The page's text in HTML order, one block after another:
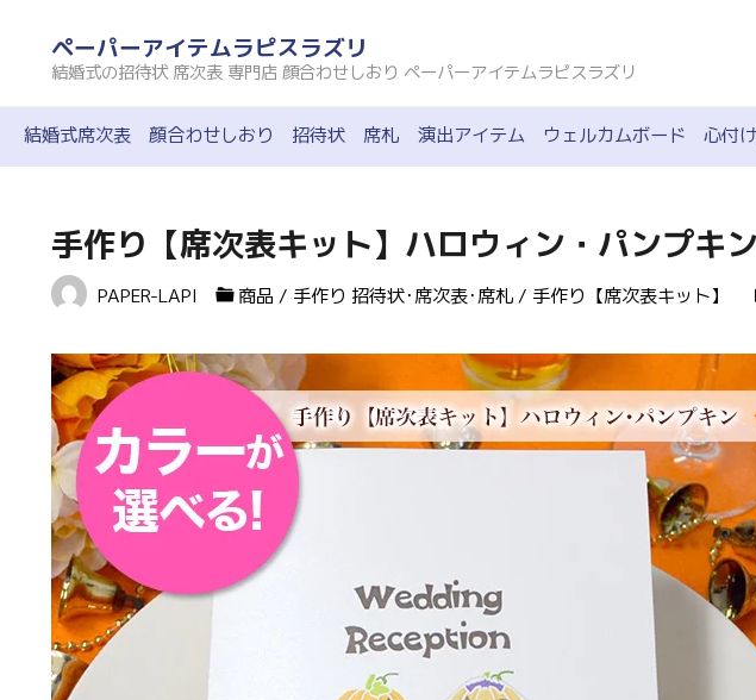
ペーパーアイテムラピスラズリ
結婚式の招待状 席次表 専門店 顔合わせしおり ペーパーアイテムラピスラズリ
結婚式席次表 顔合わせしおり 招待状 席札 演出アイテム ウェルカムボード 心付
手作り【席次表キット】ハロウィン・パンプキ
PAPER-LAPI 商品 / 手作り 招待状･席次表･席札 / 手作り【席次表キット】